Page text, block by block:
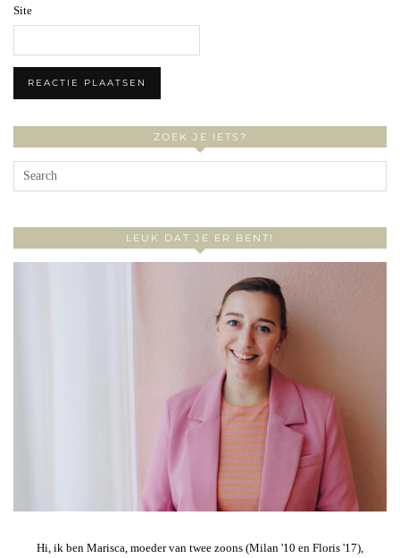
Site
ZOEK JE IETS?
LEUK DAT JE ER BENT!
Hi, ik ben Marisca, moeder van twee zoons (Milan '10 en Floris '17),